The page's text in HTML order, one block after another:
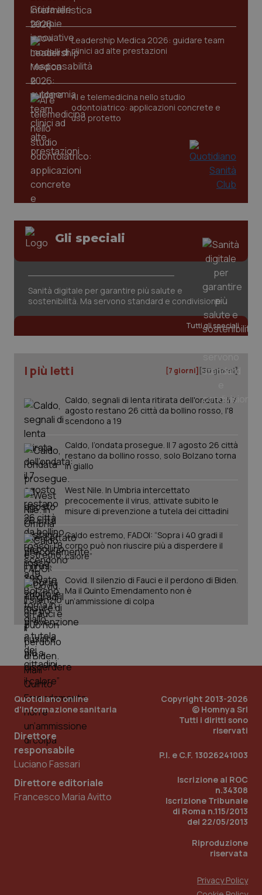
Leadership Medica 2026: guidare team
clinici ad alte prestazioni
AI e telemedicina nello studio
odontoiatrico: applicazioni concrete e
uso protetto
Gli speciali
Sanità digitale per garantire più salute e
sostenibilità. Ma servono standard e condivisione
Tutti gli speciali
I più letti [7 giorni] [30 giorni]
Caldo, segnali di lenta ritirata dell'ondata: il 7
agosto restano 26 città da bollino rosso, l'8
scendono a 19
Caldo, l’ondata prosegue. Il 7 agosto 26 città
restano da bollino rosso, solo Bolzano torna
in giallo
West Nile. In Umbria intercettato
precocemente il virus, attivate subito le
misure di prevenzione a tutela dei cittadini
Caldo estremo, FADOI: “Sopra i 40 gradi il
corpo può non riuscire più a disperdere il
calore”
Covid. Il silenzio di Fauci e il perdono di Biden.
Ma il Quinto Emendamento non è
un’ammissione di colpa
Quotidiano online
d'informazione sanitaria
Direttore
responsabile
Luciano Fassari
Direttore editoriale
Francesco Maria Avitto
Copyright 2013-2026
© Homnya Srl
Tutti i diritti sono
riservati
P.I. e C.F. 13026241003
Iscrizione al ROC
n.34308
Iscrizione Tribunale
di Roma n.115/2013
del 22/05/2013
Riproduzione
riservata
Privacy Policy